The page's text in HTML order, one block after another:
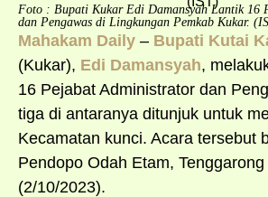
Foto : Bupati Kukar Edi Damansyah Lantik 16
dan Pengawas di Lingkungan Pemkab Kukar.
Mahakam Daily – Bupati Kutai
(Kukar), Edi Damansyah,
16 Pejabat Administrator dan
tiga di antaranya ditunjuk untuk
Kecamatan kunci. Acara tersebut
Pendopo Odah Etam,
(2/10/2023).